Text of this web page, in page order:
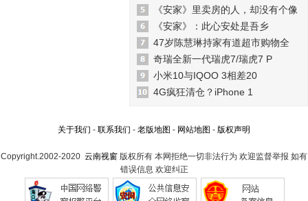
《安家》里卖房的人，却没有个像
《安家》：此心安处是吾乡
47岁陈慧琳持家有道超市购物全
奇瑞全新一代瑞虎7/瑞虎7 P
小米10与IQOO 3相差20
4G疯狂清仓？iPhone 1
关于我们 - 联系我们 - 老版地图 - 网站地图 - 版权声明
Copyright.2002-2020 云南视窗 版权所有 本网拒绝一切非法行为 欢迎监督举报 如有
错误信息 欢迎纠正